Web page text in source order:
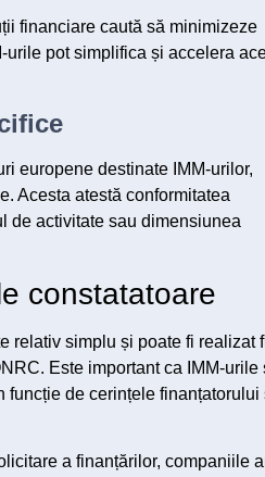
financiare caută să minimizeze
urile pot simplifica și accelera
europene destinate IMM-urilor,
Acesta atestă conformitatea
de activitate sau dimensiunea
constatatoare
relativ simplu și poate fi realizat
Este important ca IMM-urile
funcție de cerințele finanțatorului
a finanțărilor, companiile